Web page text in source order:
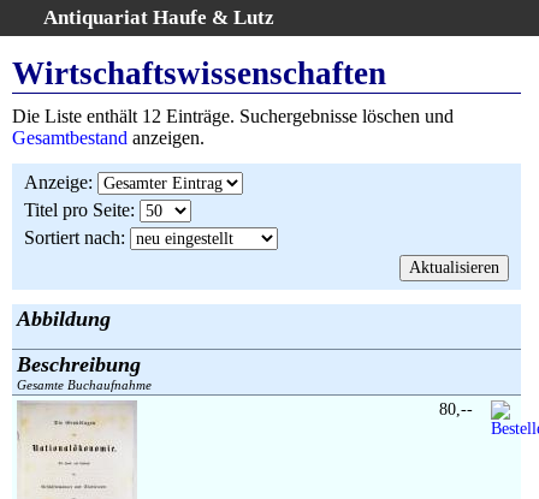
Antiquariat Haufe & Lutz
Home
Gesamtbestand
Kategorien
Schlagwörter
Suchergebnisse
AGB
Widerruf
Über uns
Aktuelle Kataloge
Kontakt
Wirtschaftswissenschaften
Die Liste enthält 12 Einträge. Suchergebnisse löschen und
Gesamtbestand anzeigen.
Anzeige:
Titel pro Seite:
Sortiert nach:
Abbildung
Beschreibung
Gesamte Buchaufnahme
80,--